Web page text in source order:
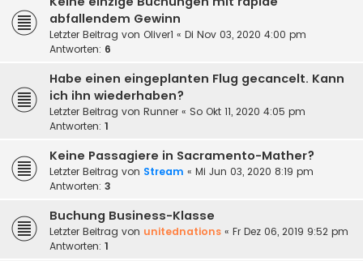
abfallendem Gewinn
Letzter Beitrag von Oliver1 « Di Nov 03, 2020 4:00 pm
Antworten: 6
Habe einen eingeplanten Flug gecancelt. Kann
ich ihn wiederhaben?
Letzter Beitrag von Runner « So Okt 11, 2020 4:05 pm
Antworten: 1
Keine Passagiere in Sacramento-Mather?
Letzter Beitrag von Stream « Mi Jun 03, 2020 8:19 pm
Antworten: 3
Buchung Business-Klasse
Letzter Beitrag von unitednations « Fr Dez 06, 2019 9:52 pm
Antworten: 1